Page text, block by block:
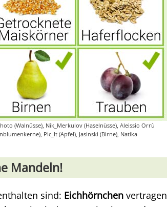
(Walnüsse), Nik_Merkulov (Haselnüsse), Aleissio Orrù
Pic_It (Apfel), Jasinski (Birne), Natika
Mandeln!
sind: Eichhörnchen vertragen